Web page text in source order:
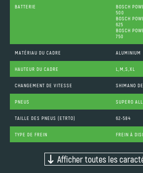
BATTERIE
BOSCH
500
BOSCH
625
BOSCH
750
MATÉRIAU DU CADRE ALUMINIUM
HAUTEUR DU CADRE L,M,S,XL
CHANGEMENT DE VITESSE SHIMANO
PNEUS SUPERO
TAILLE DES PNEUS (ETRTO) 62-584
TYPE DE FREIN FREIN À
Afficher toutes les